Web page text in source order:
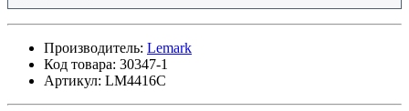
Производитель: Lemark
Код товара: 30347-1
Артикул: LM4416C